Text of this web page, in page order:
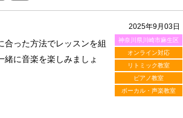
2025年9月03日
神奈川県川崎市麻生区
オンライン対応
リトミック教室
ピアノ教室
ボーカル・声楽教室
合った方法でレッスンを組
緒に音楽を楽しみましょ